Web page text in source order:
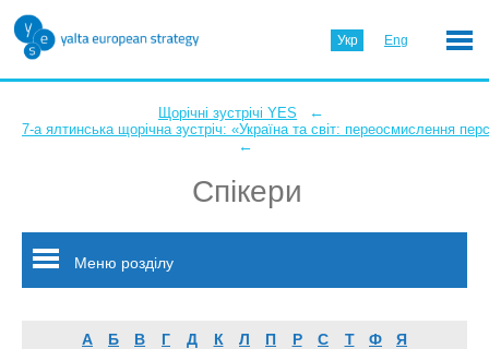
Укр Eng
Щорічні зустрічі YES ←
7-а ялтинська щорічна зустріч: «Україна та світ: переосмислення
←
Спікери
Меню розділу
А Б В Г Д К Л П Р С Т Ф Я